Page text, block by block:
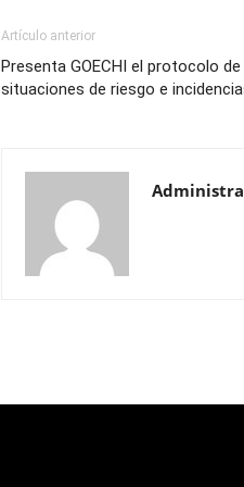
Artículo anterior
Presenta GOECHI el protocolo
situaciones de riesgo e